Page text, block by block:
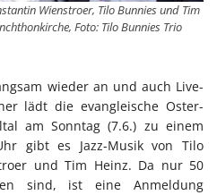
Wienstroer, Tilo Bunnies und Tim
Foto: Tilo Bunnies Trio
wieder an und auch Live-
lädt die evangleische Oster-
am Sonntag (7.6.) zu einem
gibt es Jazz-Musik von Tilo
und Tim Heinz. Da nur 50
sind, ist eine Anmeldung